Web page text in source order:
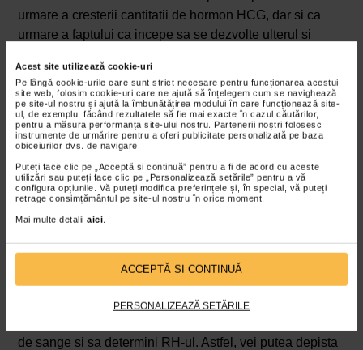
Acest site utilizează cookie-uri
Pe lângă cookie-urile care sunt strict necesare pentru funcționarea acestui
site web, folosim cookie-uri care ne ajută să înțelegem cum se navighează
pe site-ul nostru și ajută la îmbunătățirea modului în care funcționează site-
ul, de exemplu, făcând rezultatele să fie mai exacte în cazul căutărilor,
pentru a măsura performanța site-ului nostru. Partenerii noștri folosesc
instrumente de urmărire pentru a oferi publicitate personalizată pe baza
obiceiurilor dvs. de navigare.
Puteți face clic pe „Acceptă si continuă” pentru a fi de acord cu aceste
utilizări sau puteți face clic pe „Personalizează setările” pentru a vă
configura opțiunile. Vă puteți modifica preferințele și, în special, vă puteți
retrage consimțământul pe site-ul nostru în orice moment.
Mai multe detalii aici.
ACCEPTĂ SI CONTINUĂ
PERSONALIZEAZĂ SETĂRILE
urmare a cresterii cantitatii de hormon HCG, dar si ca
urmare a faptului ca incepe sa se dezvolte ulterul si
si sa strice somnul, insa partea buna este ca in acest
mod se elimina si toxinele din corp. Presiunea asupra
vezicii urinare se va diminua abia incepand cu trimestrul
al doilea, odata ce uterul se ridica in cavitatea
abdominala.
In saptamana 6 de sarcina, tensiunea arteriala creste si
pot aparea dureri si intepaturi la nivelul sanilor.
Schimbarile de dispozitie ale viitoarei mamici continua
Sfaturi pentru saptamana 6 de sarcina
In saptamana 6 de sarcina este timpul pentru a face
cateva analize importante. Pe langa examenul fizic si
de sange si sa determini RH-ul. Astfel, vei putea depista